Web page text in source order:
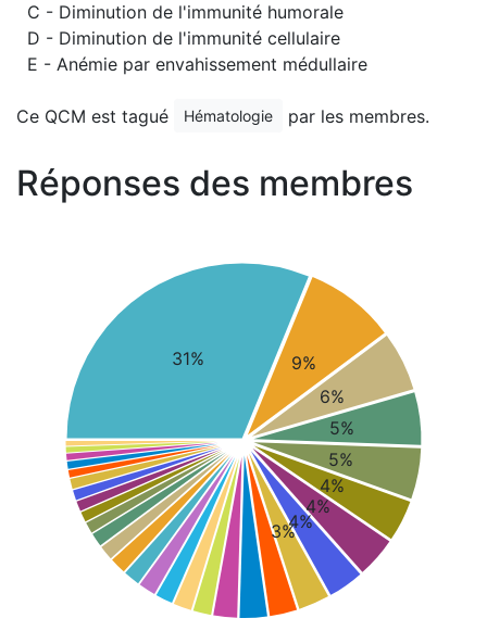
C - Diminution de l'immunité humorale
D - Diminution de l'immunité cellulaire
E - Anémie par envahissement médullaire
Ce QCM est tagué Hématologie par les membres.
Réponses des membres
31%
9%
6%
5%
5%
4%
4%
4%
3%